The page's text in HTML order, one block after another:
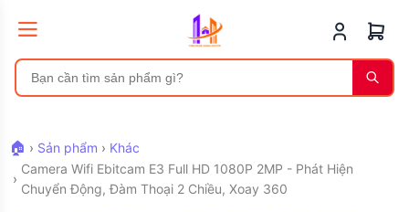
🏠 › Sản phẩm › Khác
›
Camera Wifi Ebitcam E3 Full HD 1080P 2MP - Phát Hiện
Chuyển Động, Đàm Thoại 2 Chiều, Xoay 360